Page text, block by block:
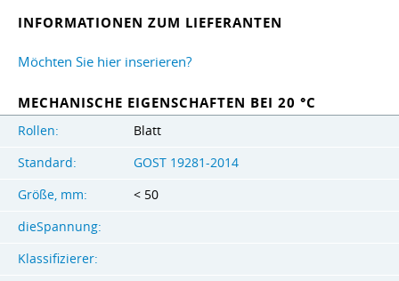
INFORMATIONEN ZUM LIEFERANTEN
Möchten Sie hier inserieren?
MECHANISCHE EIGENSCHAFTEN BEI 20 °C
Rollen:
Blatt
Standard:
GOST 19281-2014
Größe, mm:
< 50
dieSpannung:
Klassifizierer: